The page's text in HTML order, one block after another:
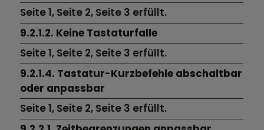
Seite 1, Seite 2, Seite 3 erfüllt.
9.2.1.2. Keine Tastaturfalle
Seite 1, Seite 2, Seite 3 erfüllt.
9.2.1.4. Tastatur-Kurzbefehle abschaltbar
oder anpassbar
Seite 1, Seite 2, Seite 3 erfüllt.